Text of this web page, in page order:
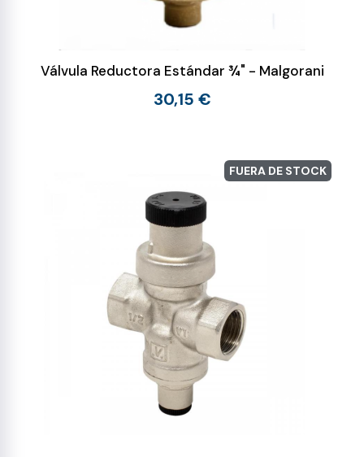
Válvula Reductora Estándar ¾" - Malgorani
30,15 €
FUERA DE STOCK